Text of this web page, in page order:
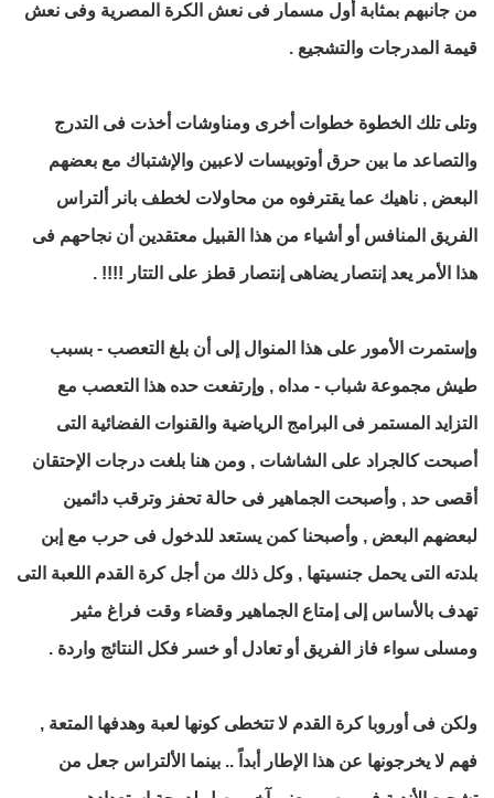
من جانبهم بمثابة أول مسمار فى نعش الكرة المصرية وفى نعش
قيمة المدرجات والتشجيع .
وتلى تلك الخطوة خطوات أخرى ومناوشات أخذت فى التدرج
والتصاعد ما بين حرق أوتوبيسات لاعبين والإشتباك مع بعضهم
البعض , ناهيك عما يقترفوه من محاولات لخطف بانر ألتراس
الفريق المنافس أو أشياء من هذا القبيل معتقدين أن نجاحهم فى
هذا الأمر يعد إنتصار يضاهى إنتصار قطز على التتار !!!! .
وإستمرت الأمور على هذا المنوال إلى أن بلغ التعصب - بسبب
طيش مجموعة شباب - مداه , وإرتفعت حده هذا التعصب مع
التزايد المستمر فى البرامج الرياضية والقنوات الفضائية التى
أصبحت كالجراد على الشاشات , ومن هنا بلغت درجات الإحتقان
أقصى حد , وأصبحت الجماهير فى حالة تحفز وترقب دائمين
لبعضهم البعض , وأصبحنا كمن يستعد للدخول فى حرب مع إبن
بلدته التى يحمل جنسيتها , وكل ذلك من أجل كرة القدم اللعبة التى
تهدف بالأساس إلى إمتاع الجماهير وقضاء وقت فراغ مثير
ومسلى سواء فاز الفريق أو تعادل أو خسر فكل النتائج واردة .
ولكن فى أوروبا كرة القدم لا تتخطى كونها لعبة وهدفها المتعة ,
فهم لا يخرجونها عن هذا الإطار أبداً .. بينما الألتراس جعل من